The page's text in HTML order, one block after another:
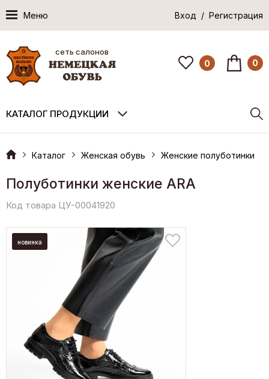
Меню Вход / Регистрация
сеть салонов
0 0
КАТАЛОГ ПРОДУКЦИИ
Каталог Женская обувь Женские полуботинки
Полуботинки женские ARA
Код товара ЦУ-00041920
новинка